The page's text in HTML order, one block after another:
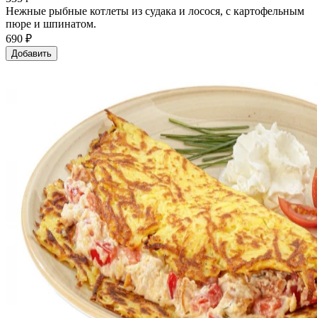
Нежные рыбные котлеты из судака и лосося, с картофельным
пюре и шпинатом.
690 ₽
Добавить